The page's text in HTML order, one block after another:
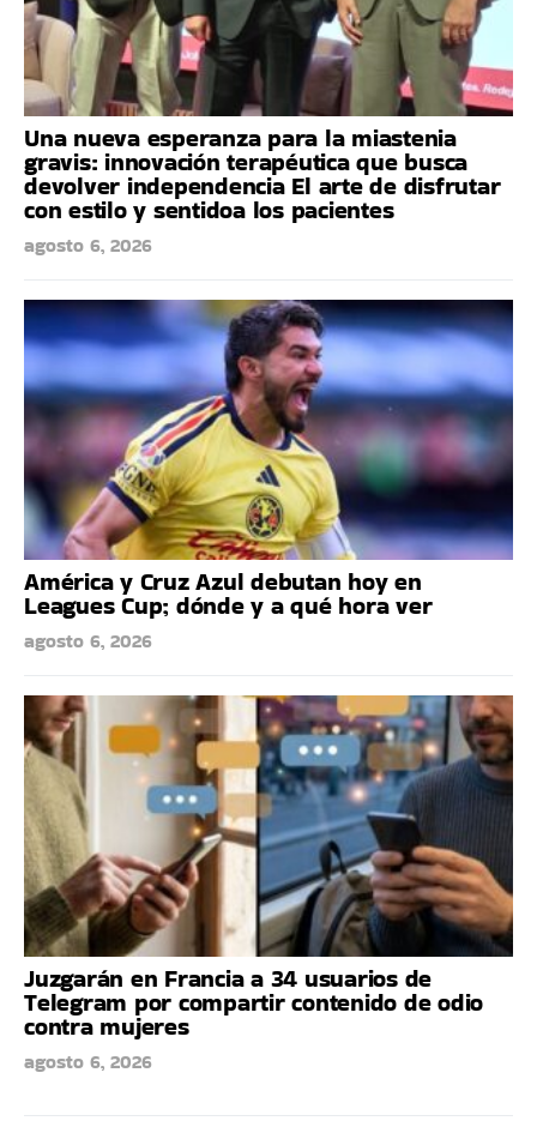
Una nueva esperanza para la miastenia
gravis: innovación terapéutica que busca
devolver independencia El arte de disfrutar
con estilo y sentidoa los pacientes
agosto 6, 2026
América y Cruz Azul debutan hoy en
Leagues Cup; dónde y a qué hora ver
agosto 6, 2026
Juzgarán en Francia a 34 usuarios de
Telegram por compartir contenido de odio
contra mujeres
agosto 6, 2026